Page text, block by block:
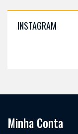
INSTAGRAM
Minha Conta